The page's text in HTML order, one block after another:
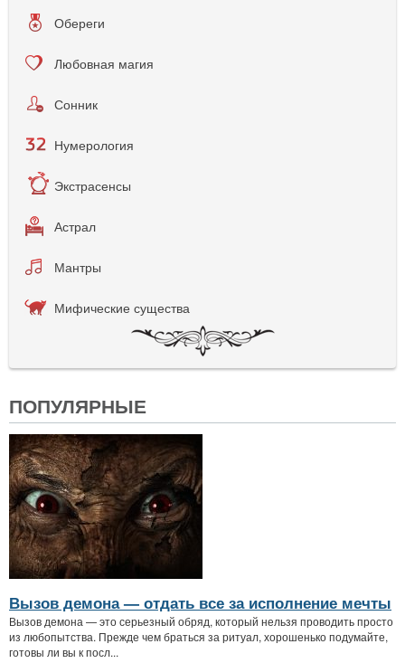
Обереги
Любовная магия
Сонник
Нумерология
Экстрасенсы
Астрал
Мантры
Мифические существа
ПОПУЛЯРНЫЕ
Вызов демона — отдать все за исполнение мечты
Вызов демона — это серьезный обряд, который нельзя проводить просто
из любопытства. Прежде чем браться за ритуал, хорошенько подумайте,
готовы ли вы к посл...